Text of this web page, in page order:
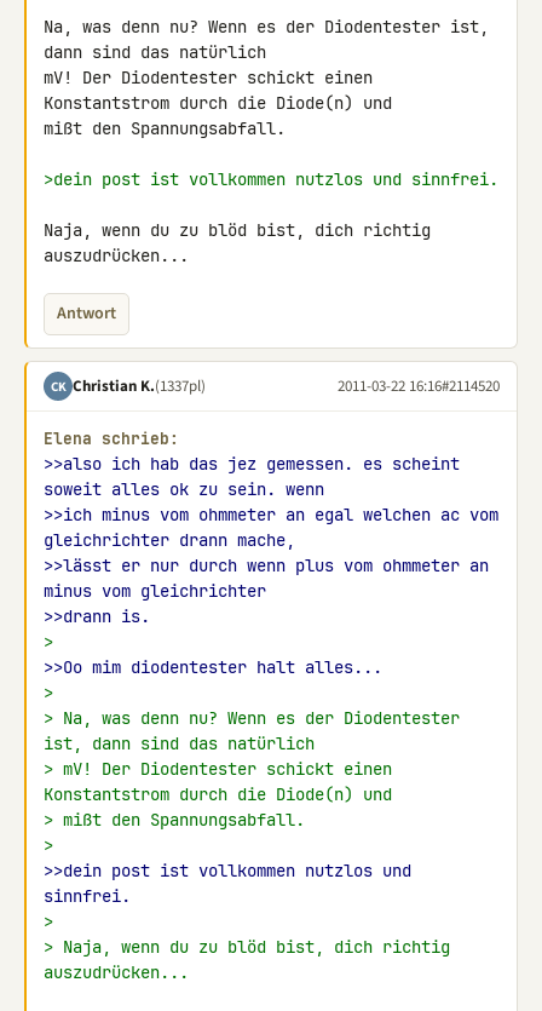
Na, was denn nu? Wenn es der Diodentester ist,
dann sind das natürlich
mV! Der Diodentester schickt einen
Konstantstrom durch die Diode(n) und
mißt den Spannungsabfall.
>dein post ist vollkommen nutzlos und sinnfrei.
Naja, wenn du zu blöd bist, dich richtig
auszudrücken...
Antwort
CK Christian K.(1337pl) 2011-03-22 16:16#2114520
Elena schrieb:
>>also ich hab das jez gemessen. es scheint
soweit alles ok zu sein. wenn
>>ich minus vom ohmmeter an egal welchen ac vom
gleichrichter drann mache,
>>lässt er nur durch wenn plus vom ohmmeter an
minus vom gleichrichter
>>drann is.
>
>>Oo mim diodentester halt alles...
>
> Na, was denn nu? Wenn es der Diodentester
ist, dann sind das natürlich
> mV! Der Diodentester schickt einen
Konstantstrom durch die Diode(n) und
> mißt den Spannungsabfall.
>
>>dein post ist vollkommen nutzlos und
sinnfrei.
>
> Naja, wenn du zu blöd bist, dich richtig
auszudrücken...